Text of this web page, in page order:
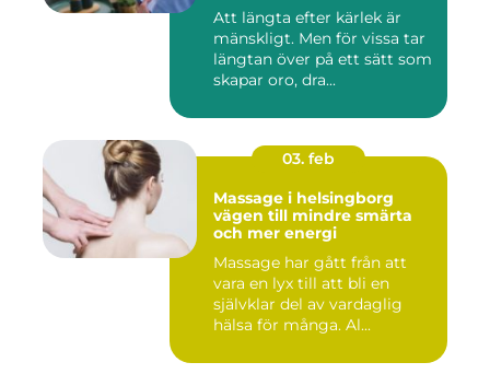
Att längta efter kärlek är
mänskligt. Men för vissa tar
längtan över på ett sätt som
skapar oro, dra...
03. feb
Massage i helsingborg
vägen till mindre smärta
och mer energi
Massage har gått från att
vara en lyx till att bli en
självklar del av vardaglig
hälsa för många. Al...